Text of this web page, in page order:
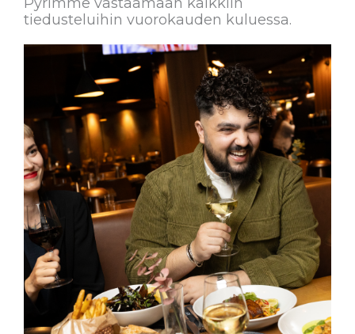
tiedusteluihin vuorokauden kuluessa.